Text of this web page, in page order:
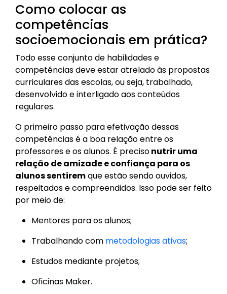
Como colocar as
competências
socioemocionais em prática?
Todo esse conjunto de habilidades e
competências deve estar atrelado às propostas
curriculares das escolas, ou seja, trabalhado,
desenvolvido e interligado aos conteúdos
regulares.
O primeiro passo para efetivação dessas
competências é a boa relação entre os
professores e os alunos. É precisonutrir uma
relação de amizade e confiança para os
alunos sentiremque estão sendo ouvidos,
respeitados e compreendidos. Isso pode ser feito
por meio de:
Mentores para os alunos;
Trabalhando com metodologias ativas;
Estudos mediante projetos;
Oficinas Maker.